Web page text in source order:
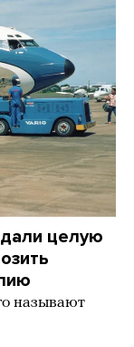
целую
называют